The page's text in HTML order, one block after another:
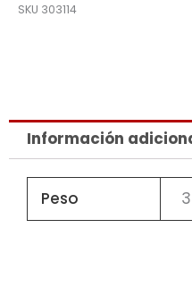
SKU 303114
Información
Peso